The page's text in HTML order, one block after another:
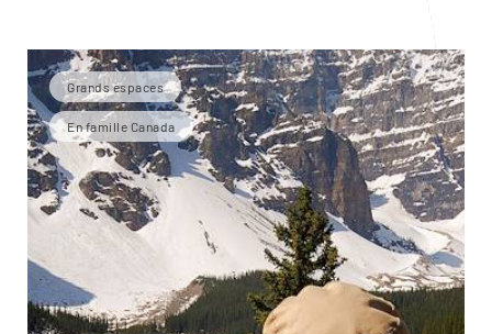
Grands espaces
En famille Canada